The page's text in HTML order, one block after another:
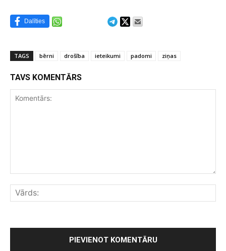
Dalīties
TAGS bērni drošība ieteikumi padomi ziņas
TAVS KOMENTĀRS